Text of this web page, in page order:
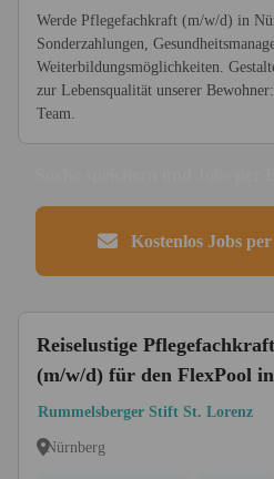
Werde Pflegefachkraft (m/w/d) in
Sonderzahlungen,
Weiterbildungsmöglichkeiten.
zur Lebensqualität unserer
Team.
Kostenlos Jobs
Reiselustige Pflegefachkraft
(m/w/d) für den FlexPool
Region Mittelfranken - Zur
Verstärkung unseres Teams
Rummelsberger Stift St. Lorenz
Nürnberg